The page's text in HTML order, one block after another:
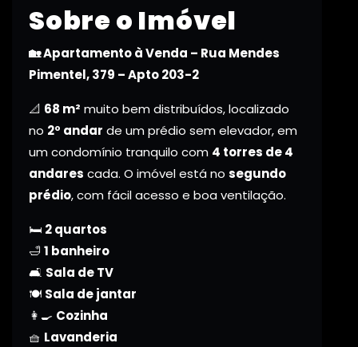
Sobre o Imóvel
🏡 Apartamento à Venda – Rua Mendes
Pimentel, 379 – Apto 203-2
📐 68 m² muito bem distribuídos, localizado
no 2º andar de um prédio sem elevador, em
um condomínio tranquilo com 4 torres de 4
andares cada. O imóvel está no segundo
prédio, com fácil acesso e boa ventilação.
🛏️ 2 quartos
🛁 1 banheiro
🛋️ Sala de TV
🍽️ Sala de jantar
👩‍🍳 Cozinha
🧺 Lavanderia